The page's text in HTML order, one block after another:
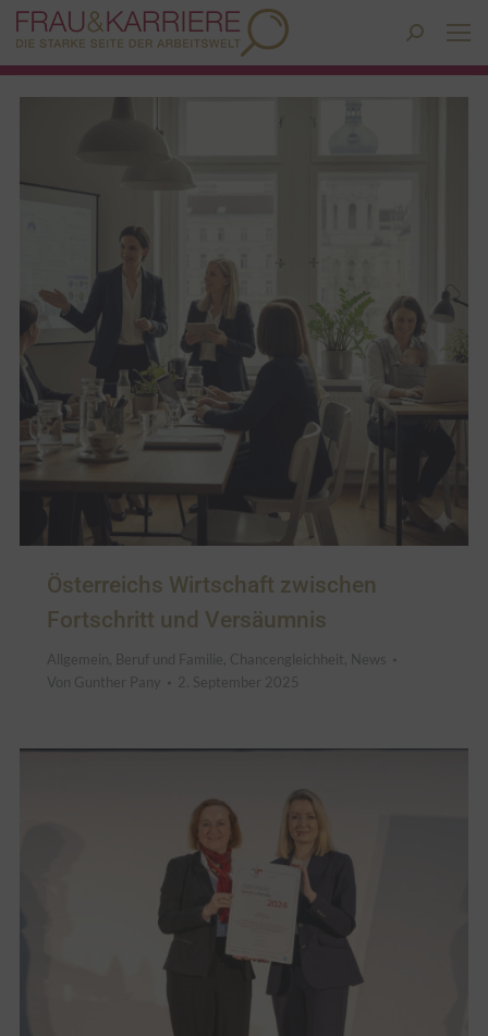
Search:
Österreichs Wirtschaft zwischen
Fortschritt und Versäumnis
Allgemein Beruf und Familie Chancengleichheit
News
Von Gunther Pany 2. September 2025